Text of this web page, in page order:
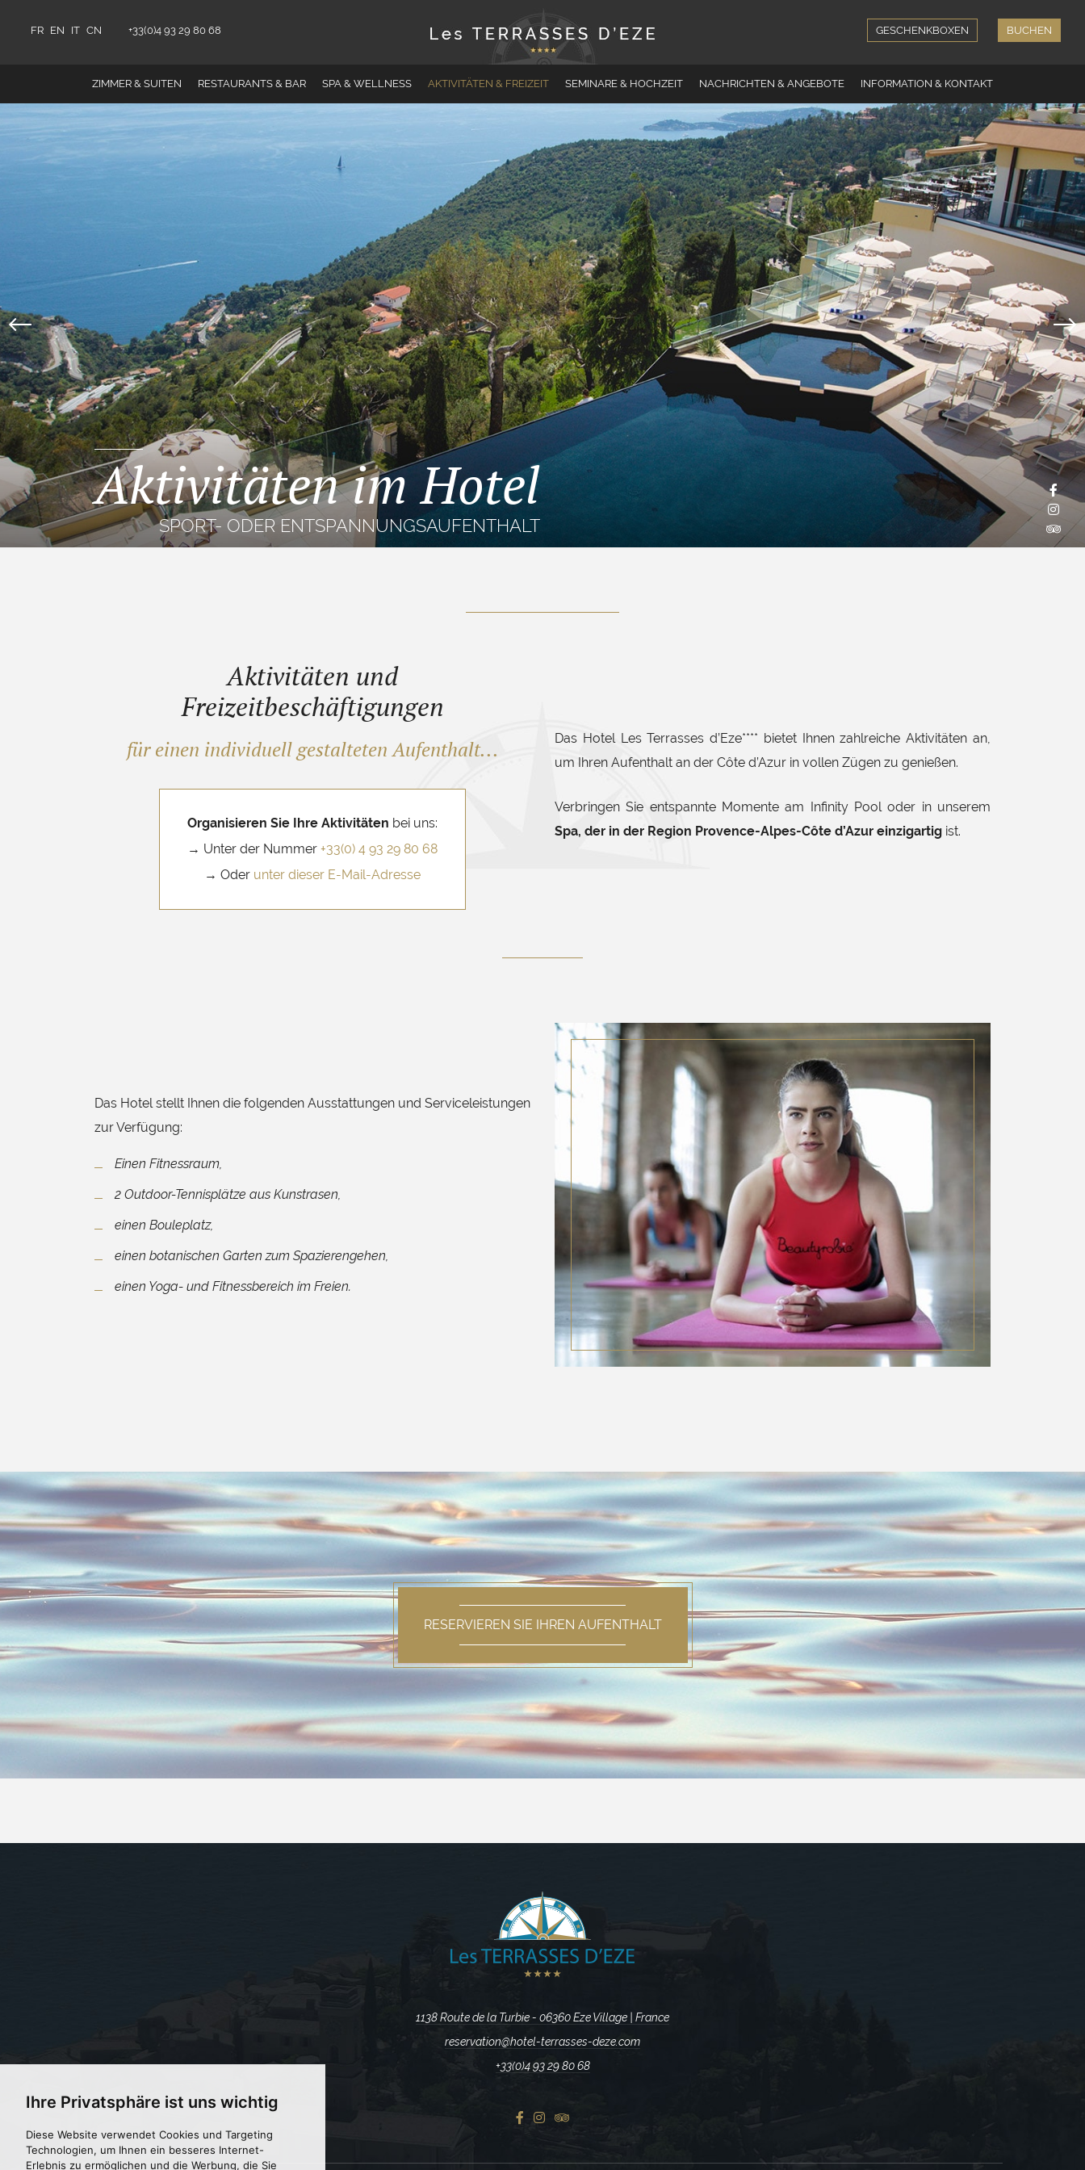
Ihre Privatsphäre ist uns wichtig
Diese Website verwendet Cookies und Targeting
Technologien, um Ihnen ein besseres Internet-
Erlebnis zu ermöglichen und die Werbung, die Sie
GESCHENKBOXEN BUCHEN
FR EN IT CN +33(0)4 93 29 80 68
ZIMMER & SUITEN RESTAURANTS & BAR SPA & WELLNESS AKTIVITÄTEN & FREIZEIT SEMINARE & HOCHZEIT NACHRICHTEN & ANGEBOTE INFORMATION & KONTAKT
Buchen Sie Ihren Aufenthalt****
Reservieren Sie Ihren TischRestaurant Le Tillac
Buchen Sie Ihr Spa (Zugang oder Behandlung)
Verschenken Sie einen Geschenkgutschein
Buchen Sie Ihre Veranstaltung
Aktivitäten im Hotel
SPORT- ODER ENTSPANNUNGSAUFENTHALT
Aktivitäten und
Freizeitbeschäftigungen
für einen individuell gestalteten Aufenthalt...
Organisieren Sie Ihre Aktivitäten bei uns:
→ Unter der Nummer +33(0) 4 93 29 80 68
→ Oder unter dieser E-Mail-Adresse
Das Hotel Les Terrasses d’Eze**** bietet Ihnen zahlreiche Aktivitäten an,
um Ihren Aufenthalt an der Côte d’Azur in vollen Zügen zu genießen.
Verbringen Sie entspannte Momente am Infinity Pool oder in unserem
Spa, der in der Region Provence-Alpes-Côte d’Azur einzigartig ist.
Das Hotel stellt Ihnen die folgenden Ausstattungen und Serviceleistungen
zur Verfügung:
Einen Fitnessraum,
2 Outdoor-Tennisplätze aus Kunstrasen,
einen Bouleplatz,
einen botanischen Garten zum Spazierengehen,
einen Yoga- und Fitnessbereich im Freien.
RESERVIEREN SIE IHREN AUFENTHALT
1138 Route de la Turbie - 06360 Eze Village | France
reservation@hotel-terrasses-deze.com
+33(0)4 93 29 80 68